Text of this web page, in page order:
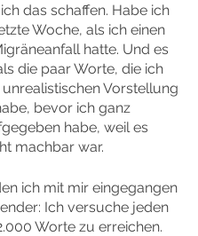
das schaffen. Habe ich
Woche, als ich einen
hatte. Und es
die paar Worte, die ich
Vorstellung
bevor ich ganz
habe, weil es
machbar war.
ich mit mir eingegangen
Ich versuche jeden
Worte zu erreichen.